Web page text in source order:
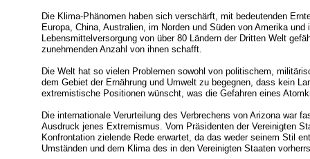
Die Klima-Phänomen haben sich verschärft, mit bedeutenden
Europa, China, Australien, im Norden und Süden von Amerika und
Lebensmittelversorgung von über 80 Ländern der Dritten Welt
zunehmenden Anzahl von ihnen schafft.
Die Welt hat so vielen Problemen sowohl von politischem,
dem Gebiet der Ernährung und Umwelt zu begegnen, dass kein
extremistische Positionen wünscht, was die Gefahren eines
Die internationale Verurteilung des Verbrechens von Arizona war
Ausdruck jenes Extremismus. Vom Präsidenten der Vereinigten
Konfrontation zielende Rede erwartet, da das weder seinem Stil
Umständen und dem Klima des in den Vereinigten Staaten